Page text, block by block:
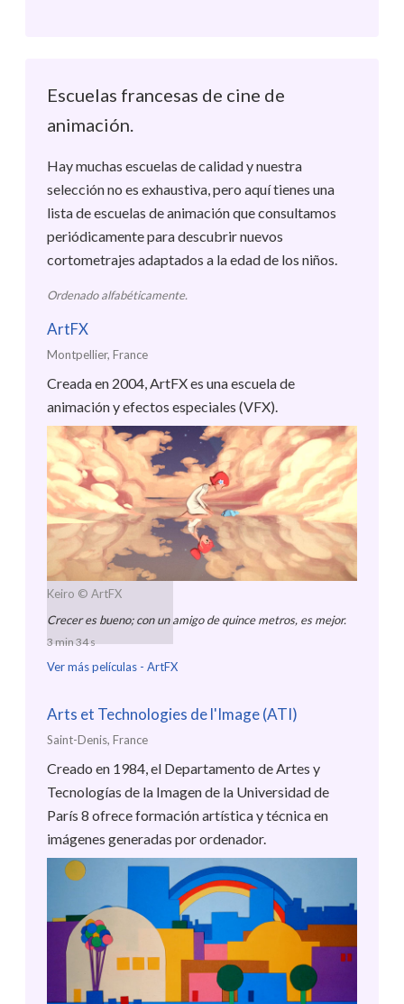
Escuelas francesas de cine de
animación.
Hay muchas escuelas de calidad y nuestra
selección no es exhaustiva, pero aquí tienes una
lista de escuelas de animación que consultamos
periódicamente para descubrir nuevos
cortometrajes adaptados a la edad de los niños.
Ordenado alfabéticamente.
ArtFX
Montpellier, France
Creada en 2004, ArtFX es una escuela de
animación y efectos especiales (VFX).
Keiro © ArtFX
Crecer es bueno; con un amigo de quince metros, es mejor.
3 min 34 s
Ver más películas - ArtFX
Arts et Technologies de l'Image (ATI)
Saint-Denis, France
Creado en 1984, el Departamento de Artes y
Tecnologías de la Imagen de la Universidad de
París 8 ofrece formación artística y técnica en
imágenes generadas por ordenador.